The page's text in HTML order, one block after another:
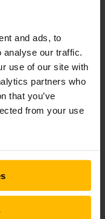
and ads, to
analyse our traffic.
use of our site with
partners who
that you’ve
from your use
til det rette
palletrucks til
en gaffeltruck hos
med fleksible